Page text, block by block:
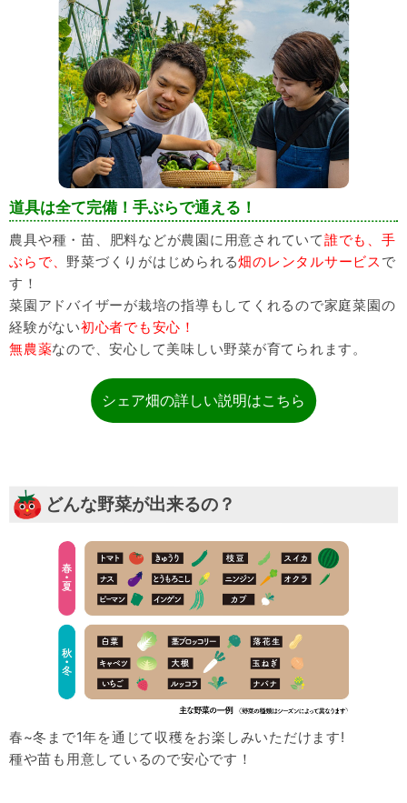
道具は全て完備！手ぶらで通える！
農具や種・苗、肥料などが農園に用意されていて誰でも、手
ぶらで、 野菜づくりがはじめられる畑のレンタルサービス で
す！
菜園アドバイザーが栽培の指導もしてくれるので家庭菜園の
経験がない初心者でも安心！
無農薬なので、安心して美味しい野菜が育てられます。
シェア畑の詳しい説明はこちら
どんな野菜が出来るの？
春~冬まで1年を通じて収穫をお楽しみいただけます!
種や苗も用意しているので安心です！